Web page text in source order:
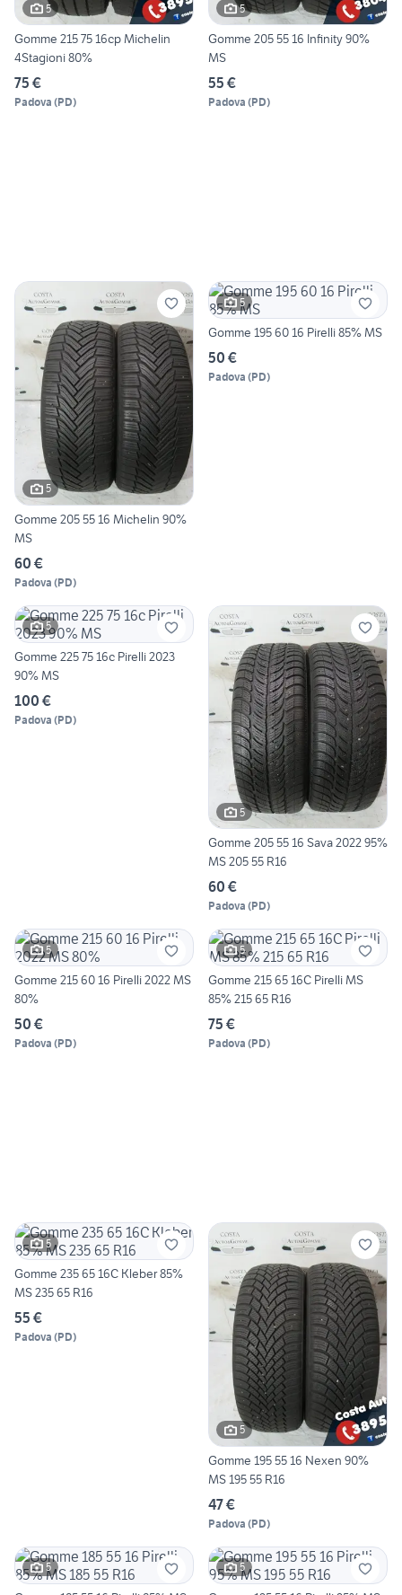
5
Gomme 215 75 16cp Michelin
4Stagioni 80%
75 €
Padova (PD)
5
Gomme 205 55 16 Infinity 90%
MS
55 €
Padova (PD)
5
Gomme 205 55 16 Michelin 90%
MS
60 €
Padova (PD)
5
Gomme 195 60 16 Pirelli 85% MS
50 €
Padova (PD)
5
Gomme 225 75 16c Pirelli 2023
90% MS
100 €
Padova (PD)
5
Gomme 205 55 16 Sava 2022 95%
MS 205 55 R16
60 €
Padova (PD)
5
Gomme 215 60 16 Pirelli 2022 MS
80%
50 €
Padova (PD)
5
Gomme 215 65 16C Pirelli MS
85% 215 65 R16
75 €
Padova (PD)
5
Gomme 235 65 16C Kleber 85%
MS 235 65 R16
55 €
Padova (PD)
5
Gomme 195 55 16 Nexen 90%
MS 195 55 R16
47 €
Padova (PD)
5 5